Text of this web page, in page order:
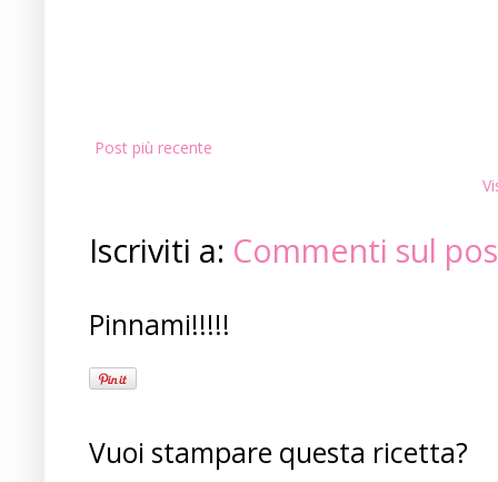
Post più recente
Iscriviti a: Commenti sul
Pinnami!!!!!
Vuoi stampare questa ricetta?